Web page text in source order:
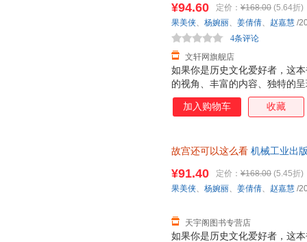
交流的趣事，都能让你看得津
外，对于收藏爱好者而言，故
包含的院长寄语等元素，
就近发货，85%城市次日达，
如果你是历史文化爱好者，这
的视角、丰富的内容、独特的
元的文化内涵。书中大量未公
通往故宫神秘世界的大门。对
不用担心。这本书摒弃了传统
交流的趣事，都能让你看得津
外，对于收藏爱好者而言，故
¥94.60 定价： ¥168.00 (5.64折)
文轩网旗舰店
4条评论
果美侠、 杨婉丽、 姜倩倩、 赵嘉慧 /
加入购物车 收藏
故宫还可以这么看 机械工业出
如果你是历史文化爱好者，这
¥91.40 定价： ¥168.00 (5.45折)
天宇阁图书专营店
果美侠、 杨婉丽、 姜倩倩、 赵嘉慧 /